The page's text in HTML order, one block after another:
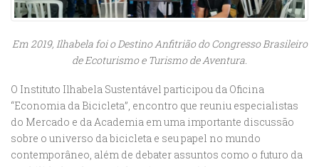
Em 2019, Ilhabela foi o Destino Anfitrião do Congresso Brasileiro
de Ecoturismo e Turismo de Aventura.
O Instituto Ilhabela Sustentável participou da Oficina
“Economia da Bicicleta”, encontro que reuniu especialistas
do Mercado e da Academia em uma importante discussão
sobre o universo da bicicleta e seu papel no mundo
contemporâneo, além de debater assuntos como o futuro da